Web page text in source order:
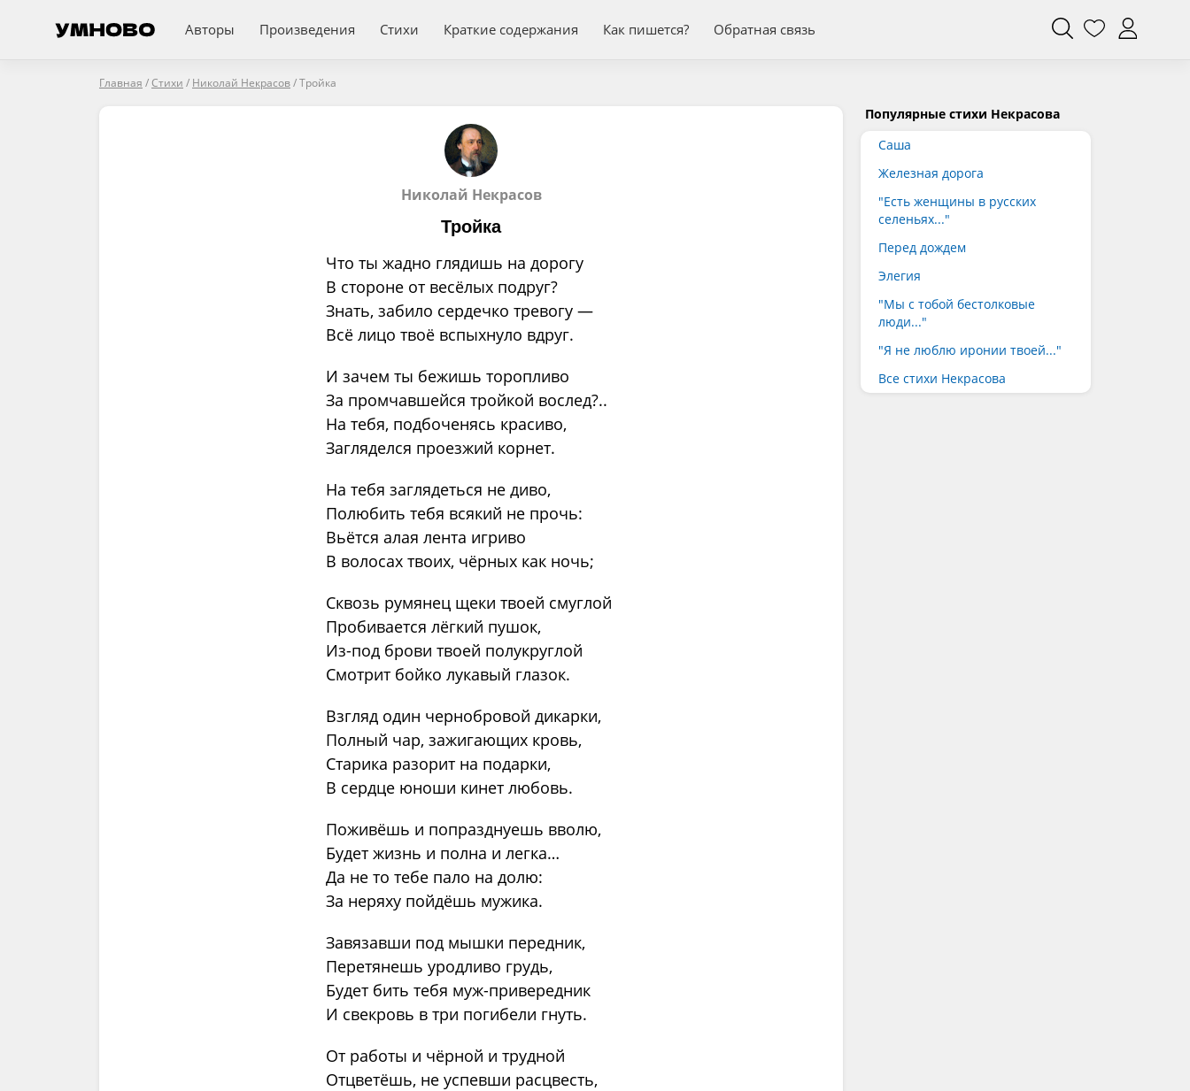
Авторы Произведения Стихи Краткие содержания Как пишется? Обратная связь
Главная /Стихи / Николай Некрасов/Тройка
Николай Некрасов
Тройка
Что ты жадно глядишь на дорогу
В стороне от весёлых подруг?
Знать, забило сердечко тревогу —
Всё лицо твоё вспыхнуло вдруг.
И зачем ты бежишь торопливо
За промчавшейся тройкой вослед?..
На тебя, подбоченясь красиво,
Загляделся проезжий корнет.
На тебя заглядеться не диво,
Полюбить тебя всякий не прочь:
Вьётся алая лента игриво
В волосах твоих, чёрных как ночь;
Сквозь румянец щеки твоей смуглой
Пробивается лёгкий пушок,
Из-под брови твоей полукруглой
Смотрит бойко лукавый глазок.
Взгляд один чернобровой дикарки,
Полный чар, зажигающих кровь,
Старика разорит на подарки,
В сердце юноши кинет любовь.
Поживёшь и попразднуешь вволю,
Будет жизнь и полна и легка…
Да не то тебе пало на долю:
За неряху пойдёшь мужика.
Завязавши под мышки передник,
Перетянешь уродливо грудь,
Будет бить тебя муж-привередник
И свекровь в три погибели гнуть.
От работы и чёрной и трудной
Отцветёшь, не успевши расцвесть,
Популярные стихи Некрасова
Саша
Железная дорога
"Есть женщины в русских
селеньях..."
Перед дождем
Элегия
"Мы с тобой бестолковые
люди..."
"Я не люблю иронии твоей..."
Все стихи Некрасова